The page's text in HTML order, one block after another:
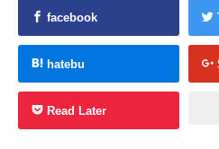
facebook
hatebu
Read Later